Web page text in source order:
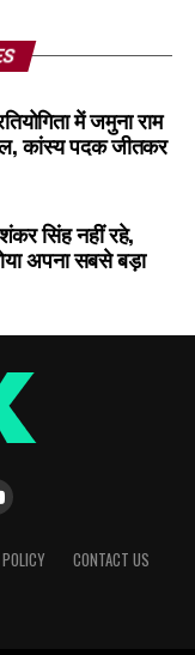
में जमुना राम
कांस्य पदक जीतकर
सिंह नहीं रहे,
अपना सबसे बड़ा
CONTACT US